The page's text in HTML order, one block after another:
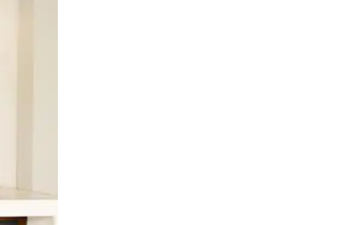
o dedo na tela.